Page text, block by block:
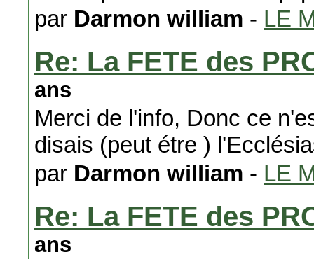
par Darmon william - LE
Re: La FETE des
ans
Merci de l'info, Donc ce
disais (peut étre )
par Darmon william - LE
Re: La FETE des
ans